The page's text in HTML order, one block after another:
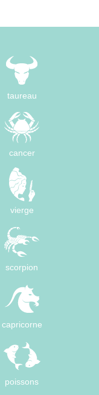
taureau
cancer
vierge
scorpion
capricorne
poissons